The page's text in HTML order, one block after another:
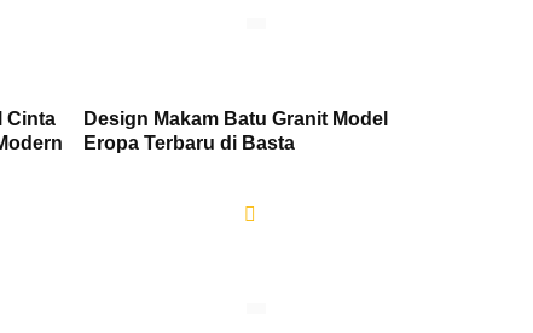
Cinta
Design Makam Batu Granit Model
Eropa Terbaru di Basta